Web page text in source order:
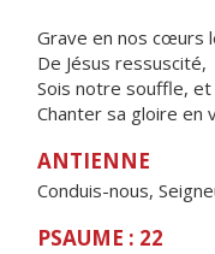
Grave en nos cœurs
De Jésus ressuscité,
Sois notre souffle,
Chanter sa gloire en
ANTIENNE
Conduis-nous,
PSAUME : 22